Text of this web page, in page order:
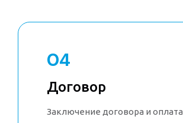
04
Договор
Заключение договора и оплата